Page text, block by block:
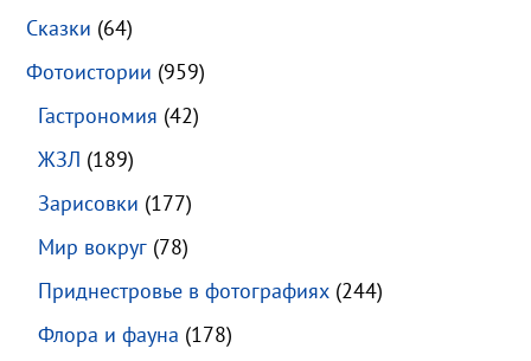
Сказки (64)
Фотоистории (959)
Гастрономия (42)
ЖЗЛ (189)
Зарисовки (177)
Мир вокруг (78)
Приднестровье в фотографиях (244)
Флора и фауна (178)